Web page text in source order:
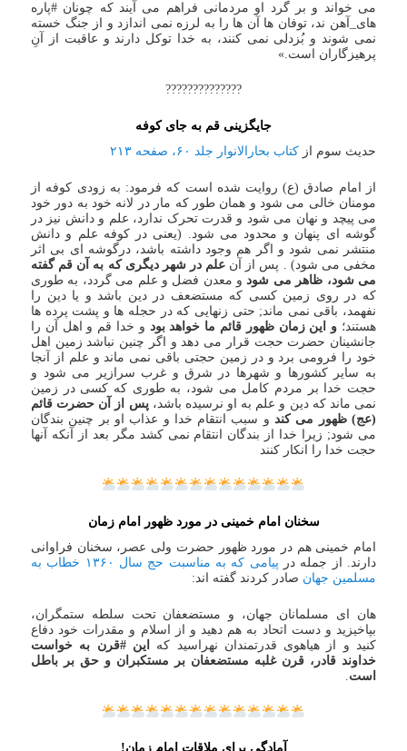
می خواند و بر گرد او مردمانی فراهم می آیند که چونان #پاره
های_آهن ند، توفان ها آن ها را به لرزه نمی اندازد و از جنگ خسته
نمی شوند و بُزدلی نمی کنند، به خدا توکل دارند و عاقبت از آنِ
پرهیزگاران است.»
??????????????
جایگزینی قم به جای کوفه
حدیث سوم ازکتاب بحارالانوار جلد ۶۰، صفحه ۲۱۳
از امام صادق (ع) روایت شده است که فرمود: به زودی کوفه از
مومنان خالی می شود و همان طور که مار در لانه خود به دور خود
می پیچد و نهان می شود و قدرت تحرک ندارد، علم و دانش نیز در
گوشه ای پنهان و محدود می شود. (یعنی در کوفه علم و دانش
منتشر نمی شود و اگر هم وجود داشته باشد، درگوشه ای بی اثر
مخفی می شود) . پس از آن علم در شهر دیگری که به آن قم گفته
می شود، ظاهر می شودو معدن فضل و علم می گردد، به طوری
که در روی زمین کسی که مستضعف در دین باشد و یا دین را
نفهمد، باقی نمی ماند; حتی زنهایی که در حجله ها و پشت پرده ها
هستند؛ و این زمان ظهور قائم ما خواهد بود و خدا قم و اهل آن را
جانشینان حضرت حجت قرار می دهد و اگر چنین نباشد زمین اهل
خود را فرومی برد و در زمین حجتی باقی نمی ماند و علم از آنجا
به سایر کشورها و شهرها در شرق و غرب سرازیر می شود و
حجت خدا بر مردم کامل می شود، به طوری که کسی در زمین
نمی ماند که دین و علم به او نرسیده باشد،پس از آن حضرت قائم
(عج) ظهور می کندو سبب انتقام خدا و عذاب او بر چنین بندگان
می شود; زیرا خدا از بندگان انتقام نمی کشد مگر بعد از آنکه آنها
حجت خدا را انکار کنند
سخنان امام خمینی در مورد ظهور امام زمان
امام خمینی هم در مورد ظهور حضرت ولی عصر، سخنان فراوانی
دارند. از جمله در
پیامی که به مناسبت حج سال ۱۳۶۰ خطاب به
مسلمین جهان صادر کردند گفته اند:
هان‌ ای مسلمانان جهان، و مستضعفان تحت سلطه ستمگران،
بپاخیزید و دست اتحاد به هم دهید و از اسلام و مقدرات خود دفاع
کنید و از هیاهوی قدرتمندان نهراسید که
این #قرن به خواست
خداوند قادر، قرن غلبه مستضعفان بر مستکبران و حق بر باطل
است
آمادگی برای ملاقات امام زمان!